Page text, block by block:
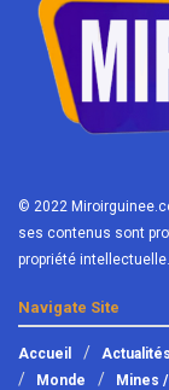
© 2022
ses contenus sont
propriété intellectuelle.
Navigate Site
Accueil Actualités
Monde
Mines